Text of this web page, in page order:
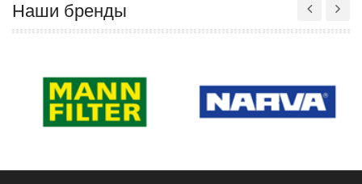
Наши бренды